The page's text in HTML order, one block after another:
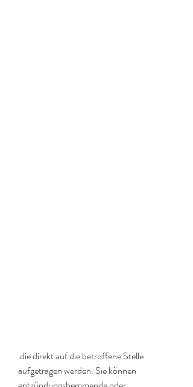
aufgetragen werden. Sie können